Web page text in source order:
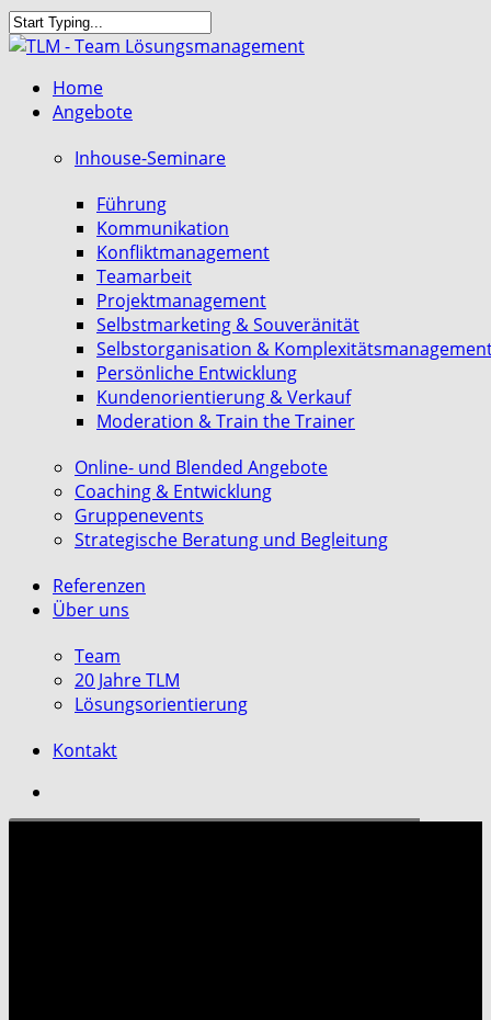
Skip
to
content
Close
search
MenuHome
Angebote
Inhouse-Seminare
Führung
Kommunikation
Konfliktmanagement
Teamarbeit
Projektmanagement
Selbstmarketing & Souveränität
Selbstorganisation &
Persönliche Entwicklung
Kundenorientierung & Verkauf
Moderation & Train the Trainer
Online- und Blended Angebote
Coaching & Entwicklung
Gruppenevents
Strategische Beratung und Begleitung
Referenzen
Über uns
Team
20 Jahre TLM
Lösungsorientierung
Kontakt